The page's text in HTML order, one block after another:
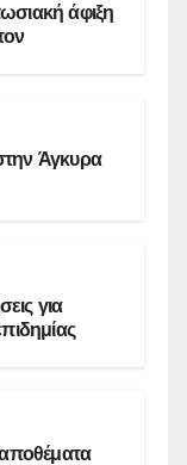
άφιξη
Άγκυρα
για